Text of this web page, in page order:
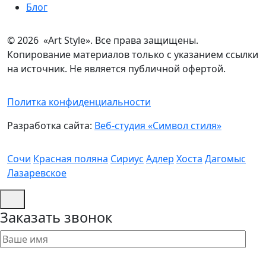
Блог
© 2026 «Art Style». Все права защищены.
Копирование материалов только с указанием ссылки
на источник. Не является публичной офертой.
Политка конфиденциальности
Разработка сайта: Веб-студия «Символ стиля»
Сочи Красная поляна Сириус Адлер Хоста Дагомыс
Лазаревское
Заказать звонок